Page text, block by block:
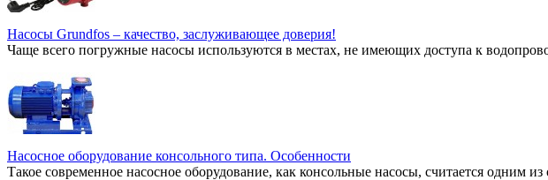
Насосы Grundfos – качество, заслуживающее доверия!
Чаще всего погружные насосы используются в местах, не имеющих доступа к
Насосное оборудование консольного типа. Особенности
Такое современное насосное оборудование, как консольные насосы, считается одним